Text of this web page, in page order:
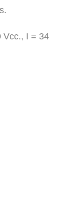
Vcc., I = 34